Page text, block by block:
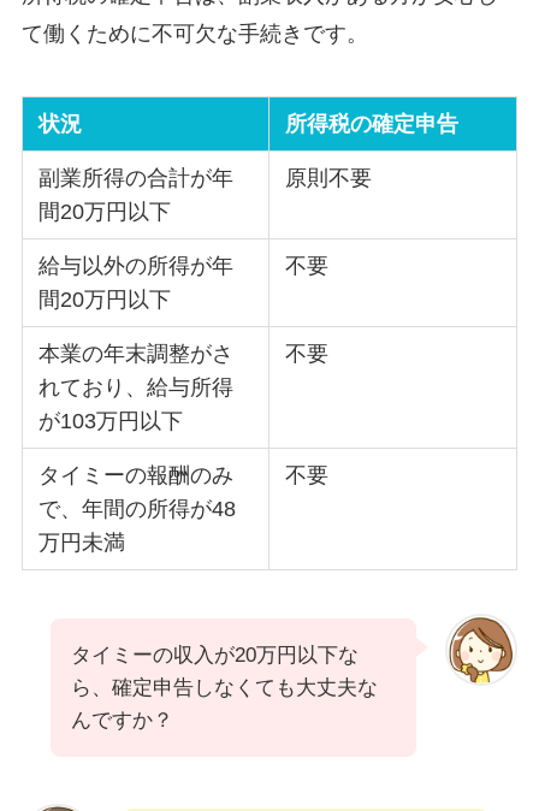
て働くために不可欠な手続きです。
状況 所得税の確定申告
副業所得の合計が年
間20万円以下
原則不要
給与以外の所得が年
間20万円以下
不要
本業の年末調整がさ
れており、給与所得
が103万円以下
不要
タイミーの報酬のみ
で、年間の所得が48
万円未満
不要
タイミーの収入が20万円以下な
ら、確定申告しなくても大丈夫な
んですか？